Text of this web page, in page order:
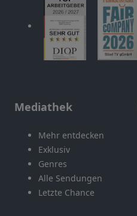
Mediathek
Mehr entdecken
Exklusiv
Genres
Alle Sendungen
Letzte Chance